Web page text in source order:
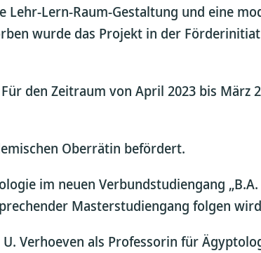
Lehr-Lern-Raum-Gestaltung und eine
wurde das Projekt in der
den Zeitraum von April 2023 bis März
Oberrätin befördert.
im neuen Verbundstudiengang
Masterstudiengang folgen
U. Verhoeven als Professorin für